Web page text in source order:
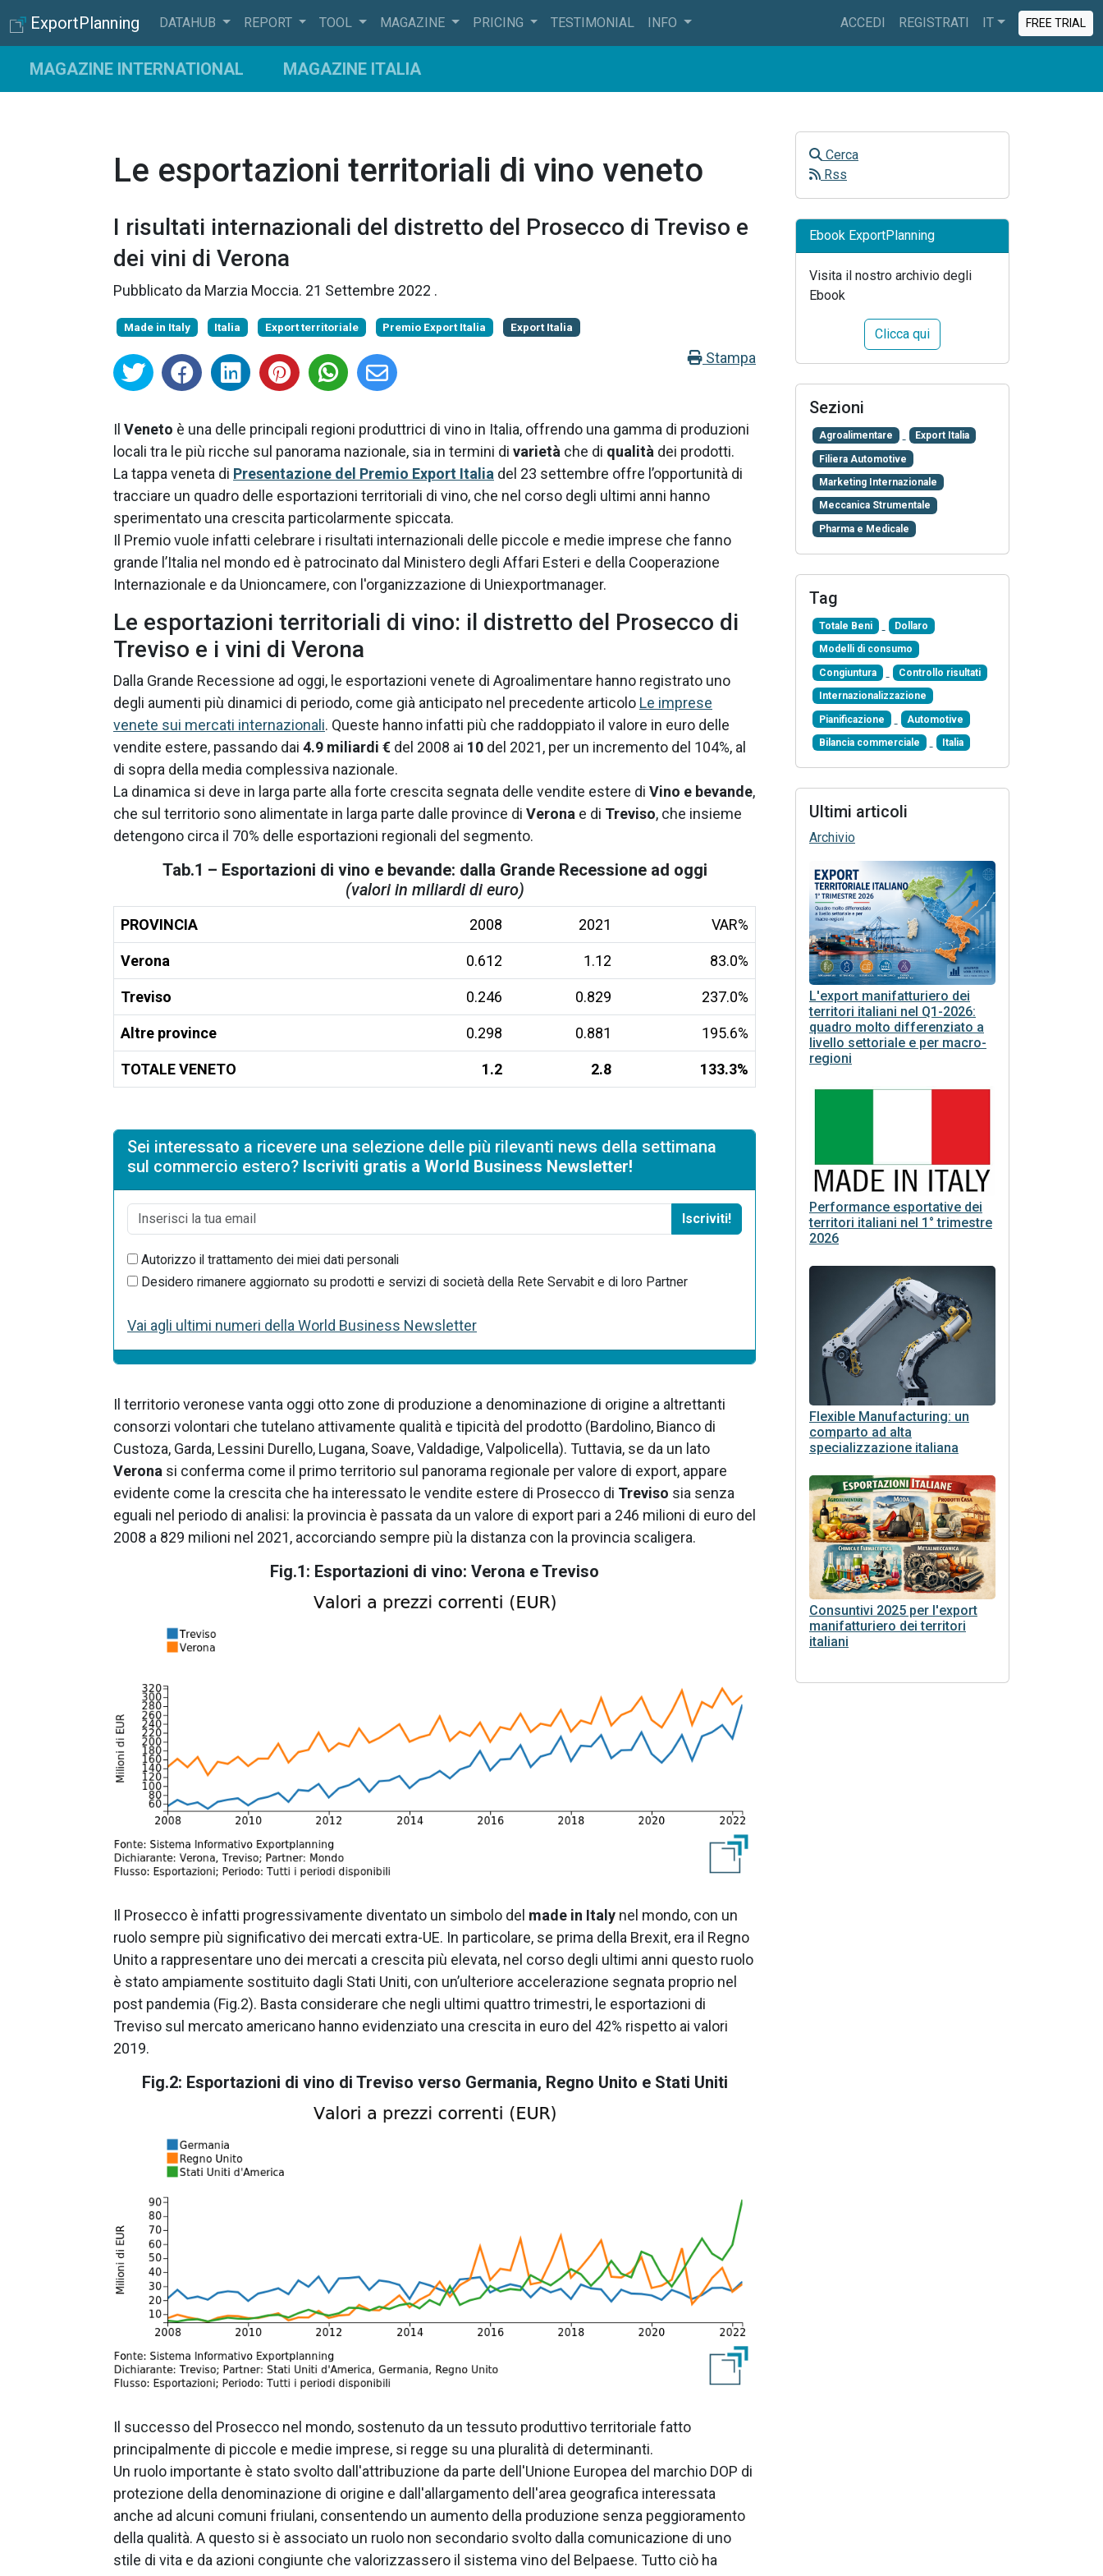
ExportPlanning DATAHUB REPORT TOOL MAGAZINE PRICING TESTIMONIAL INFO ACCEDI REGISTRATI IT FREE TRIAL
MAGAZINE INTERNATIONAL MAGAZINE ITALIA
Le esportazioni territoriali di vino veneto
I risultati internazionali del distretto del Prosecco di Treviso e
dei vini di Verona
Pubblicato da Marzia Moccia. 21 Settembre 2022 .
Made in Italy Italia Export territoriale Premio Export Italia Export Italia
Stampa
Il Veneto è una delle principali regioni produttrici di vino in Italia, offrendo una gamma di produzioni
locali tra le più ricche sul panorama nazionale, sia in termini di varietà che di qualità dei prodotti.
La tappa veneta di Presentazione del Premio Export Italia del 23 settembre offre l’opportunità di
tracciare un quadro delle esportazioni territoriali di vino, che nel corso degli ultimi anni hanno
sperimentato una crescita particolarmente spiccata.
Il Premio vuole infatti celebrare i risultati internazionali delle piccole e medie imprese che fanno
grande l’Italia nel mondo ed è patrocinato dal Ministero degli Affari Esteri e della Cooperazione
Internazionale e da Unioncamere, con l'organizzazione di Uniexportmanager.
Le esportazioni territoriali di vino: il distretto del Prosecco di
Treviso e i vini di Verona
Dalla Grande Recessione ad oggi, le esportazioni venete di Agroalimentare hanno registrato uno
degli aumenti più dinamici di periodo, come già anticipato nel precedente articolo Le imprese
venete sui mercati internazionali. Queste hanno infatti più che raddoppiato il valore in euro delle
vendite estere, passando dai 4.9 miliardi € del 2008 ai 10 del 2021, per un incremento del 104%, al
di sopra della media complessiva nazionale.
La dinamica si deve in larga parte alla forte crescita segnata delle vendite estere di Vino e bevande,
che sul territorio sono alimentate in larga parte dalle province di Verona e di Treviso, che insieme
detengono circa il 70% delle esportazioni regionali del segmento.
Tab.1 – Esportazioni di vino e bevande: dalla Grande Recessione ad oggi
(valori in miliardi di euro)
PROVINCIA 2008 2021 VAR%
Verona 0.612 1.12 83.0%
Treviso 0.246 0.829 237.0%
Altre province 0.298 0.881 195.6%
TOTALE VENETO 1.2 2.8 133.3%
Sei interessato a ricevere una selezione delle più rilevanti news della settimana
sul commercio estero? Iscriviti gratis a World Business Newsletter!
Iscriviti!
Autorizzo il trattamento dei miei dati personali
Desidero rimanere aggiornato su prodotti e servizi di società della Rete Servabit e di loro Partner
Vai agli ultimi numeri della World Business Newsletter
Il territorio veronese vanta oggi otto zone di produzione a denominazione di origine a altrettanti
consorzi volontari che tutelano attivamente qualità e tipicità del prodotto (Bardolino, Bianco di
Custoza, Garda, Lessini Durello, Lugana, Soave, Valdadige, Valpolicella). Tuttavia, se da un lato
Verona si conferma come il primo territorio sul panorama regionale per valore di export, appare
evidente come la crescita che ha interessato le vendite estere di Prosecco di Treviso sia senza
eguali nel periodo di analisi: la provincia è passata da un valore di export pari a 246 milioni di euro del
2008 a 829 milioni nel 2021, accorciando sempre più la distanza con la provincia scaligera.
Fig.1: Esportazioni di vino: Verona e Treviso
Il Prosecco è infatti progressivamente diventato un simbolo del made in Italy nel mondo, con un
ruolo sempre più significativo dei mercati extra-UE. In particolare, se prima della Brexit, era il Regno
Unito a rappresentare uno dei mercati a crescita più elevata, nel corso degli ultimi anni questo ruolo
è stato ampiamente sostituito dagli Stati Uniti, con un’ulteriore accelerazione segnata proprio nel
post pandemia (Fig.2). Basta considerare che negli ultimi quattro trimestri, le esportazioni di
Treviso sul mercato americano hanno evidenziato una crescita in euro del 42% rispetto ai valori
2019.
Fig.2: Esportazioni di vino di Treviso verso Germania, Regno Unito e Stati Uniti
Il successo del Prosecco nel mondo, sostenuto da un tessuto produttivo territoriale fatto
principalmente di piccole e medie imprese, si regge su una pluralità di determinanti.
Un ruolo importante è stato svolto dall'attribuzione da parte dell'Unione Europea del marchio DOP di
protezione della denominazione di origine e dall'allargamento dell'area geografica interessata
anche ad alcuni comuni friulani, consentendo un aumento della produzione senza peggioramento
della qualità. A questo si è associato un ruolo non secondario svolto dalla comunicazione di uno
stile di vita e da azioni congiunte che valorizzassero il sistema vino del Belpaese. Tutto ciò ha
Cerca
Rss
Ebook ExportPlanning
Visita il nostro archivio degli
Ebook
Clicca qui
Sezioni
Agroalimentare Export Italia
Filiera Automotive
Marketing Internazionale
Meccanica Strumentale
Pharma e Medicale
Tag
Totale Beni Dollaro
Modelli di consumo
Congiuntura Controllo risultati
Internazionalizzazione
Pianificazione Automotive
Bilancia commerciale Italia
Ultimi articoli
Archivio
L'export manifatturiero dei
territori italiani nel Q1-2026:
quadro molto differenziato a
livello settoriale e per macro-
regioni
Performance esportative dei
territori italiani nel 1° trimestre
2026
Flexible Manufacturing: un
comparto ad alta
specializzazione italiana
Consuntivi 2025 per l'export
manifatturiero dei territori
italiani